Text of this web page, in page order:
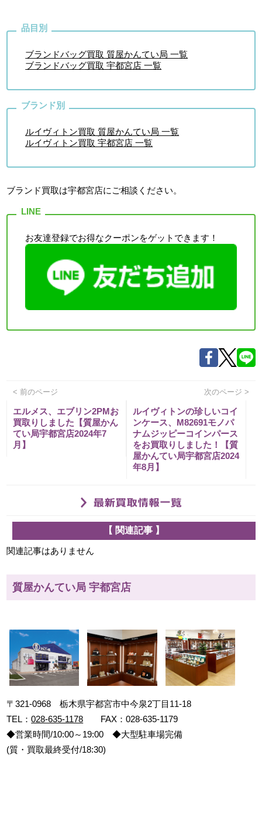
ブランドバッグ買取 質屋かんてい局 一覧
ブランドバッグ買取 宇都宮店 一覧
ルイヴィトン買取 質屋かんてい局 一覧
ルイヴィトン買取 宇都宮店 一覧
ブランド買取は宇都宮店にご相談ください。
お友達登録でお得なクーポンをゲットできます！
< 前のページ 次のページ >
エルメス、エブリン2PMお
買取りしました【質屋かん
てい局宇都宮店2024年7
月】
ルイヴィトンの珍しいコイ
ンケース、M82691モノパ
ナムジッピーコインパース
をお買取りしました！【質
屋かんてい局宇都宮店2024
年8月】
【 関連記事 】
関連記事はありません
質屋かんてい局 宇都宮店
〒321-0968 栃木県宇都宮市中今泉2丁目11-18
TEL：028-635-1178 FAX：028-635-1179
◆営業時間/10:00～19:00 ◆大型駐車場完備
(質・買取最終受付/18:30)